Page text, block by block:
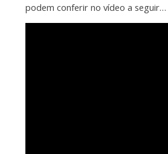
podem conferir no vídeo a seguir…